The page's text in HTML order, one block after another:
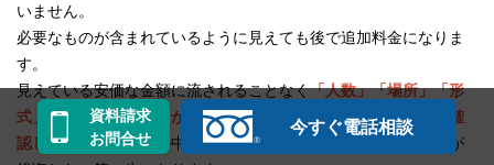
いません。
必要なものが含まれているように見えても後で追加料金になりま
す。
見えている安価な金額に流されることなく「人数」「場所」「形
式」などを仮決めしながら、消費税を含めた総額の葬儀費用を確
認しましょう。費用の中身を理解して適正価格を把握することが
資料請求
お問合せ
今すぐ電話相談